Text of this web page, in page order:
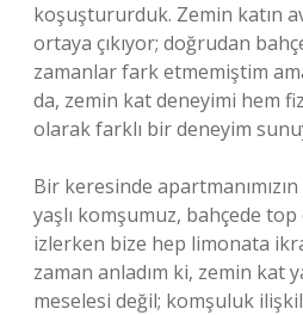
koşuştururduk. Zemin katın
ortaya çıkıyor; doğrudan
zamanlar fark etmemiştim
da, zemin kat deneyimi hem
olarak farklı bir deneyim
Bir keresinde
yaşlı komşumuz, bahçede
izlerken bize hep limonata
zaman anladım ki, zemin kat
meselesi değil; komşuluk